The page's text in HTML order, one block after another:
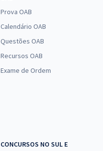
Prova OAB
Calendário OAB
Questões OAB
Recursos OAB
Exame de Ordem
CONCURSOS NO SUL E